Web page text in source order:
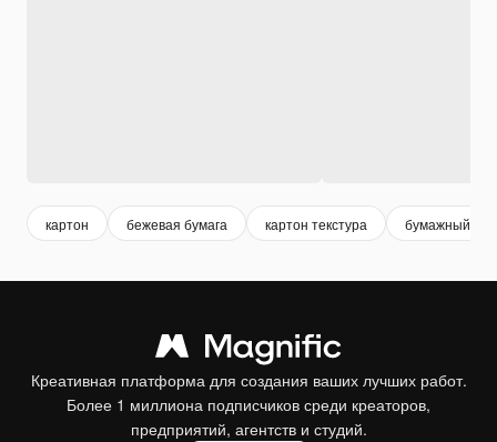
картон бежевая бумага картон текстура бумажный
Креативная платформа для создания ваших лучших работ.
Более 1 миллиона подписчиков среди креаторов,
предприятий, агентств и студий.